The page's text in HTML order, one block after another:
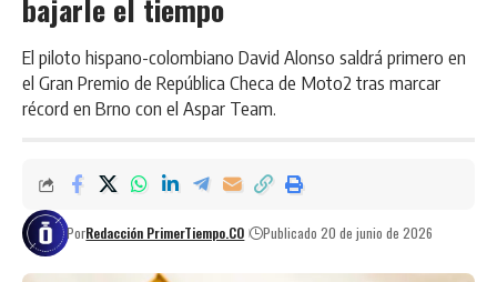
bajarle el tiempo
El piloto hispano-colombiano David Alonso saldrá primero en
el Gran Premio de República Checa de Moto2 tras marcar
récord en Brno con el Aspar Team.
PorRedacción PrimerTiempo.CO Publicado 20 de junio de 2026